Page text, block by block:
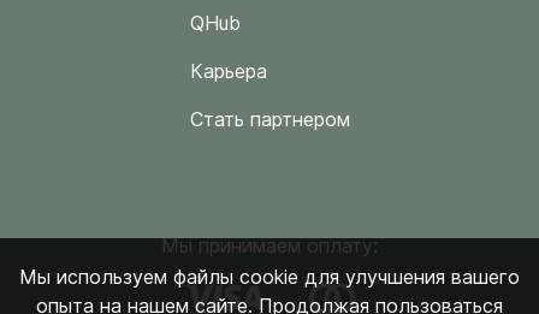
QHub
Карьера
Стать партнером
Мы принимаем оплату:
Мы используем файлы cookie для улучшения вашего
опыта на нашем сайте. Продолжая пользоваться